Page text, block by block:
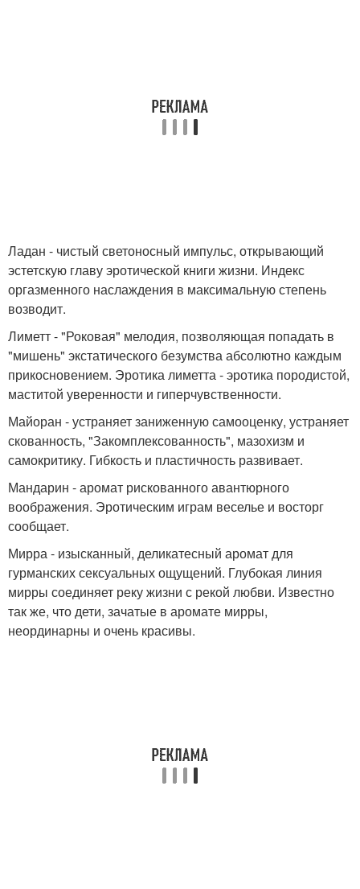
Ладан - чистый светоносный импульс, открывающий
эстетскую главу эротической книги жизни. Индекс
оргазменного наслаждения в максимальную степень
возводит.
Лиметт - "Роковая" мелодия, позволяющая попадать в
"мишень" экстатического безумства абсолютно каждым
прикосновением. Эротика лиметта - эротика породистой,
маститой уверенности и гиперчувственности.
Майоран - устраняет заниженную самооценку, устраняет
скованность, "Закомплексованность", мазохизм и
самокритику. Гибкость и пластичность развивает.
Мандарин - аромат рискованного авантюрного
воображения. Эротическим играм веселье и восторг
сообщает.
Мирра - изысканный, деликатесный аромат для
гурманских сексуальных ощущений. Глубокая линия
мирры соединяет реку жизни с рекой любви. Известно
так же, что дети, зачатые в аромате мирры,
неординарны и очень красивы.